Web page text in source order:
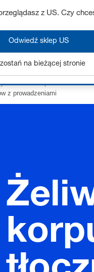
tłoczników z prowadzeniami
z prowadzeniami
z US. Czy
Odwiedź sklep US
na bieżącej stronie